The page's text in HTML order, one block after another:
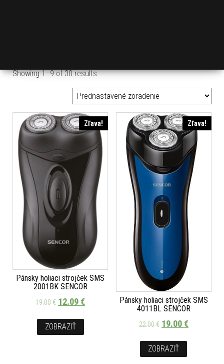
Showing 1–9 of 30 results
Zľava!
Pánsky holiaci strojček SMS
2001BK SENCOR
19.00€ 12.09€
ZOBRAZIŤ
Zľava!
Pánsky holiaci strojček SMS
4011BL SENCOR
22.00€ 19.00€
ZOBRAZIŤ